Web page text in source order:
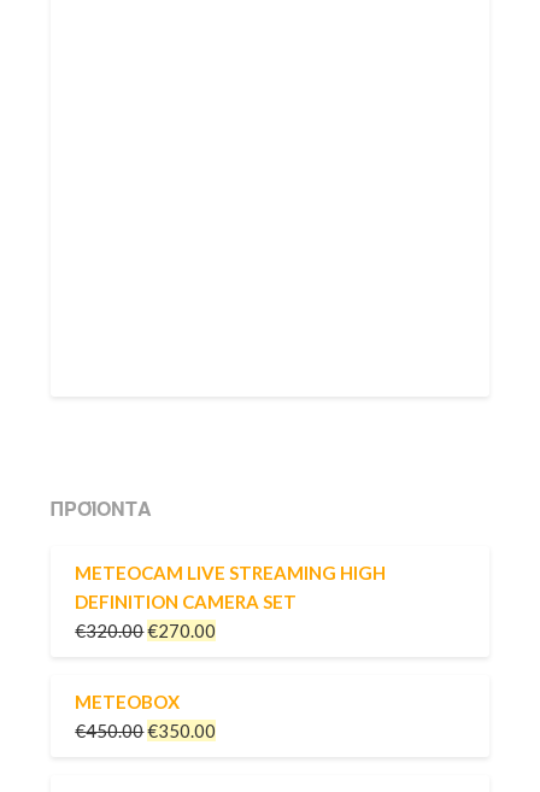
ΠΡΟΪΌΝΤΑ
METEOCAM LIVE STREAMING HIGH
DEFINITION CAMERA SET
€320.00€270.00
METEOBOX
€450.00€350.00